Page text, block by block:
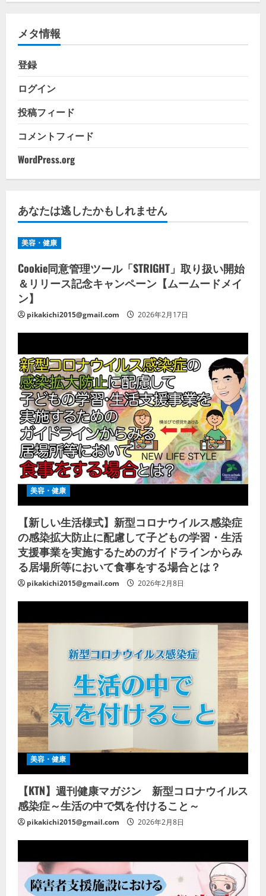
ゴ
ー
メタ情報
登録
ログイン
投稿フィード
コメントフィード
WordPress.org
あなたは逃したかもしれません
美容・健康
Cookie同意管理ツール「STRIGHT」取り扱い開始
＆リリース記念キャンペーン【ムームードメイ
ン】
pikakichi2015@gmail.com 2026年2月17日
美容・健康
【新しい生活様式】新型コロナウイルス感染症
の感染拡大防止に配慮して子どもの学習・生活
支援事業を実施するためのガイドラインからみ
る居場所等において食事をする場合とは？
pikakichi2015@gmail.com 2026年2月8日
美容・健康
【KTN】週刊健康マガジン 新型コロナウイルス
感染症～生活の中で気を付けること～
pikakichi2015@gmail.com 2026年2月8日